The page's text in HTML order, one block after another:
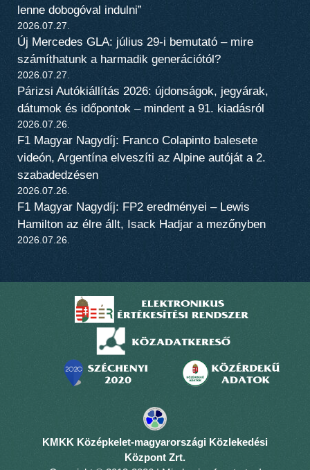
lenne dobogóval indulni”
2026.07.27.
Új Mercedes GLA: július 29-i bemutató – mire
számíthatunk a harmadik generációtól?
2026.07.27.
Párizsi Autókiállítás 2026: újdonságok, jegyárak,
dátumok és időpontok – mindent a 91. kiadásról
2026.07.26.
F1 Magyar Nagydíj: Franco Colapinto balesete
videón, Argentína elveszíti az Alpine autóját a 2.
szabadedzésen
2026.07.26.
F1 Magyar Nagydíj: FP2 eredményei – Lewis
Hamilton az élre állt, Isack Hadjar a mezőnyben
2026.07.26.
KMKK Középkelet-magyarországi Közlekedési
Központ Zrt.